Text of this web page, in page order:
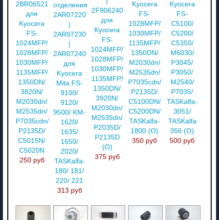
2BR06521
для
Kyocera
FS-
1024MFP/
1028MFP/
1030MFP/
1135MFP/
1350DN/
3820N/
M2030dn/
M2535dn/
P7035cdn/
P2135D/
C5015N/
C5020N
250 руб
отделения
2AR07220
|
2AR07230
|
2AR07240
для
Kyocera
Mita FS-
9100/
9120/
9500/ KM-
1620/
1635/
1650/
2020/
TASKalfa-
180/ 181/
220/ 221
313 руб
2F906240
для
Kyocera
FS-
1024MFP/
1028MFP/
1030MFP/
1135MFP/
1350DN/
3920N/
M2030dn/
M2535dn/
P2035D/
P2135D
(О)
375 руб
Kyocera
FS-
1028MFP/
1030MFP/
1135MFP/
1350DN/
M2030dn/
M2535dn/
P7035cdn/
P2135D/
C5100DN/
C5200DN/
TASKalfa-
1800 (О)
350 руб
Kyocera
FS-
C5100/
C5200/
C5350/
M6030/
P3045/
P3050/
M2540/
P7035/
TASKalfa-
3051/
TASKalfa
356 (О)
500 руб